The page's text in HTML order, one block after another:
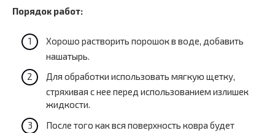
Порядок работ:
Хорошо растворить порошок в воде, добавить
нашатырь.
Для обработки использовать мягкую щетку,
стряхивая с нее перед использованием излишек
жидкости.
После того как вся поверхность ковра будет